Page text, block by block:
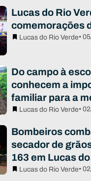
Lucas do Rio
comemorações
Lucas do Rio Verde•
Do campo à
conhecem a
familiar para a
Lucas do Rio Verde•
Bombeiros
secador de
163 em Lucas
Lucas do Rio Verde•